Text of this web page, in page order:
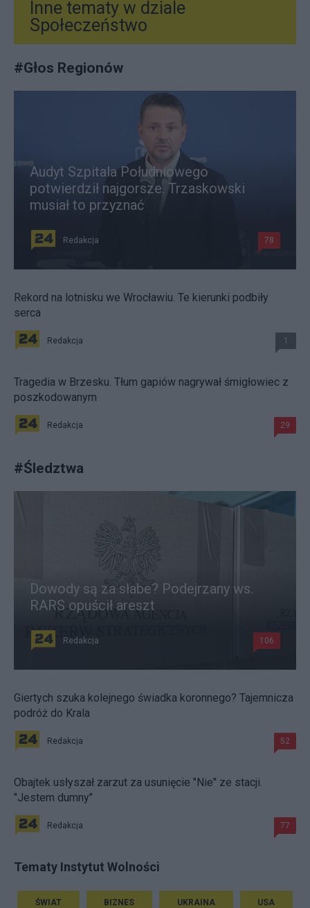
Inne tematy w dziale
Społeczeństwo
#Głos Regionów
Audyt Szpitala Południowego
potwierdził najgorsze. Trzaskowski
musiał to przyznać
Redakcja 78
Rekord na lotnisku we Wrocławiu. Te kierunki podbiły
serca
Redakcja 1
Tragedia w Brzesku. Tłum gapiów nagrywał śmigłowiec z
poszkodowanym
Redakcja 29
#Śledztwa
Dowody są za słabe? Podejrzany ws.
RARS opuścił areszt
Redakcja 106
Giertych szuka kolejnego świadka koronnego? Tajemnicza
podróż do Krala
Redakcja 52
Obajtek usłyszał zarzut za usunięcie "Nie" ze stacji.
"Jestem dumny"
Redakcja 77
Tematy Instytut Wolności
ŚWIAT BIZNES UKRAINA USA